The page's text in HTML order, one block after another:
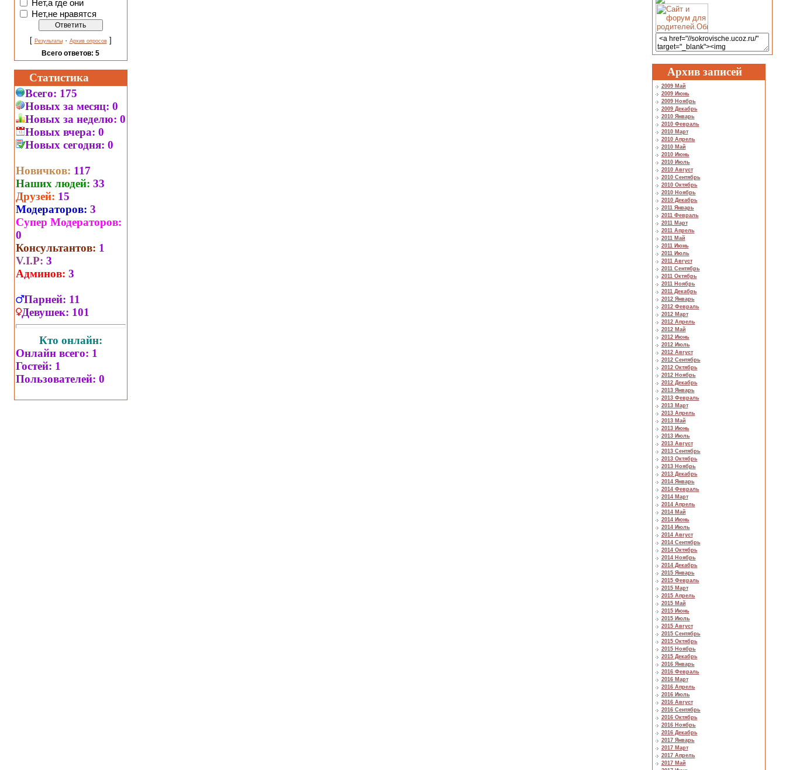
Нет,а где они
Нет,не нравятся
[ Результаты· Архив опросов]
Всего ответов: 5
Статистика
Всего: 175
Новых за месяц: 0
Новых за неделю: 0
Новых вчера: 0
Новых сегодня: 0
Новичков: 117
Наших людей: 33
Друзей: 15
Модераторов: 3
Супер Модераторов:
0
Консультантов: 1
V.I.P: 3
Админов: 3
Парней: 11
Девушек: 101
Кто онлайн:
Онлайн всего: 1
Гостей: 1
Пользователей: 0
Архив записей
2009 Май
2009 Июнь
2009 Ноябрь
2009 Декабрь
2010 Январь
2010 Февраль
2010 Март
2010 Апрель
2010 Май
2010 Июнь
2010 Июль
2010 Август
2010 Сентябрь
2010 Октябрь
2010 Ноябрь
2010 Декабрь
2011 Январь
2011 Февраль
2011 Март
2011 Апрель
2011 Май
2011 Июнь
2011 Июль
2011 Август
2011 Сентябрь
2011 Октябрь
2011 Ноябрь
2011 Декабрь
2012 Январь
2012 Февраль
2012 Март
2012 Апрель
2012 Май
2012 Июнь
2012 Июль
2012 Август
2012 Сентябрь
2012 Октябрь
2012 Ноябрь
2012 Декабрь
2013 Январь
2013 Февраль
2013 Март
2013 Апрель
2013 Май
2013 Июнь
2013 Июль
2013 Август
2013 Сентябрь
2013 Октябрь
2013 Ноябрь
2013 Декабрь
2014 Январь
2014 Февраль
2014 Март
2014 Апрель
2014 Май
2014 Июнь
2014 Июль
2014 Август
2014 Сентябрь
2014 Октябрь
2014 Ноябрь
2014 Декабрь
2015 Январь
2015 Февраль
2015 Март
2015 Апрель
2015 Май
2015 Июнь
2015 Июль
2015 Август
2015 Сентябрь
2015 Октябрь
2015 Ноябрь
2015 Декабрь
2016 Январь
2016 Февраль
2016 Март
2016 Апрель
2016 Июль
2016 Август
2016 Сентябрь
2016 Октябрь
2016 Ноябрь
2016 Декабрь
2017 Январь
2017 Март
2017 Апрель
2017 Май